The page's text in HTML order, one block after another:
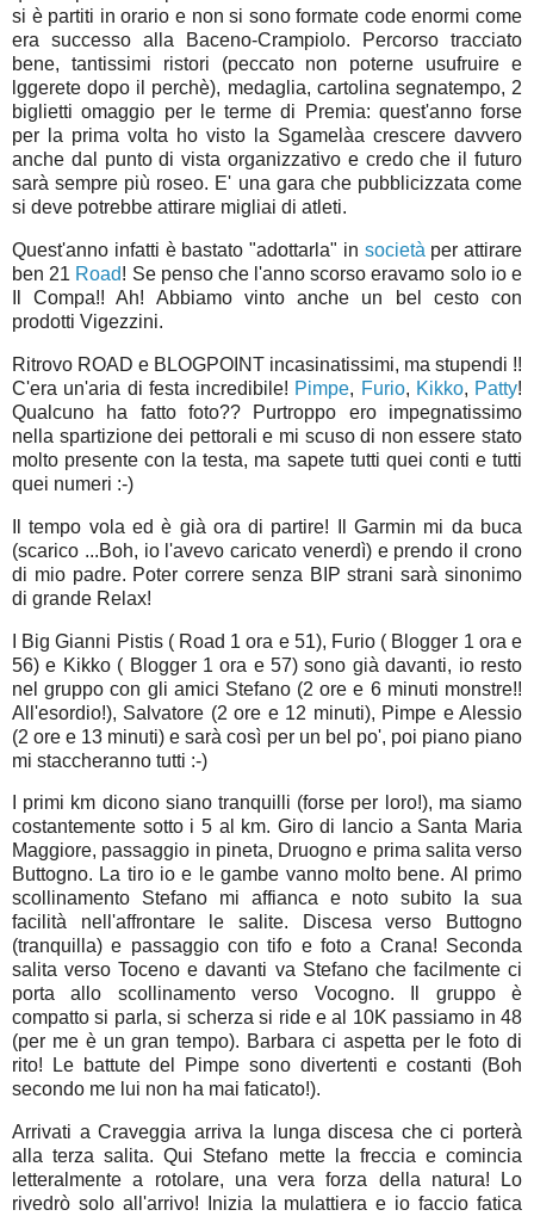
si è partiti in orario e non si sono formate code enormi come
era successo alla Baceno-Crampiolo. Percorso tracciato
bene, tantissimi ristori (peccato non poterne usufruire e
lggerete dopo il perchè), medaglia, cartolina segnatempo, 2
biglietti omaggio per le terme di Premia: quest'anno forse
per la prima volta ho visto la Sgamelàa crescere davvero
anche dal punto di vista organizzativo e credo che il futuro
sarà sempre più roseo. E' una gara che pubblicizzata come
si deve potrebbe attirare migliai di atleti.
Quest'anno infatti è bastato "adottarla" in società per attirare
ben 21 Road! Se penso che l'anno scorso eravamo solo io e
Il Compa!! Ah! Abbiamo vinto anche un bel cesto con
prodotti Vigezzini.
Ritrovo ROAD e BLOGPOINT incasinatissimi, ma stupendi !!
C'era un'aria di festa incredibile! Pimpe, Furio, Kikko, Patty!
Qualcuno ha fatto foto?? Purtroppo ero impegnatissimo
nella spartizione dei pettorali e mi scuso di non essere stato
molto presente con la testa, ma sapete tutti quei conti e tutti
quei numeri :-)
Il tempo vola ed è già ora di partire! Il Garmin mi da buca
(scarico ...Boh, io l'avevo caricato venerdì) e prendo il crono
di mio padre. Poter correre senza BIP strani sarà sinonimo
di grande Relax!
I Big Gianni Pistis ( Road 1 ora e 51), Furio ( Blogger 1 ora e
56) e Kikko ( Blogger 1 ora e 57) sono già davanti, io resto
nel gruppo con gli amici Stefano (2 ore e 6 minuti monstre!!
All'esordio!), Salvatore (2 ore e 12 minuti), Pimpe e Alessio
(2 ore e 13 minuti) e sarà così per un bel po', poi piano piano
mi staccheranno tutti :-)
I primi km dicono siano tranquilli (forse per loro!), ma siamo
costantemente sotto i 5 al km. Giro di lancio a Santa Maria
Maggiore, passaggio in pineta, Druogno e prima salita verso
Buttogno. La tiro io e le gambe vanno molto bene. Al primo
scollinamento Stefano mi affianca e noto subito la sua
facilità nell'affrontare le salite. Discesa verso Buttogno
(tranquilla) e passaggio con tifo e foto a Crana! Seconda
salita verso Toceno e davanti va Stefano che facilmente ci
porta allo scollinamento verso Vocogno. Il gruppo è
compatto si parla, si scherza si ride e al 10K passiamo in 48
(per me è un gran tempo). Barbara ci aspetta per le foto di
rito! Le battute del Pimpe sono divertenti e costanti (Boh
secondo me lui non ha mai faticato!).
Arrivati a Craveggia arriva la lunga discesa che ci porterà
alla terza salita. Qui Stefano mette la freccia e comincia
letteralmente a rotolare, una vera forza della natura! Lo
rivedrò solo all'arrivo! Inizia la mulattiera e io faccio fatica